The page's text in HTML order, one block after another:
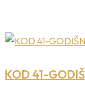
KOD 41-